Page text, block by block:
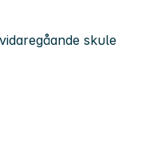
skule